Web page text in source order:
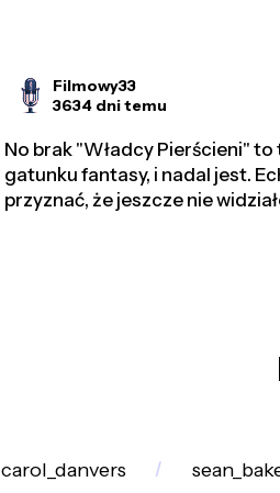
Filmowy33
3634 dni temu
No brak "Władcy Pierścieni"
gatunku fantasy, i nadal jest.
przyznać, że jeszcze nie
carol_danvers